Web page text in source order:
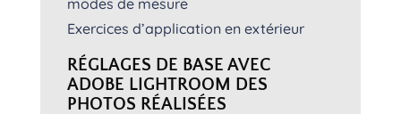
modes de mesure
Exercices d’application en extérieur
RÉGLAGES DE BASE AVEC
ADOBE LIGHTROOM DES
PHOTOS RÉALISÉES